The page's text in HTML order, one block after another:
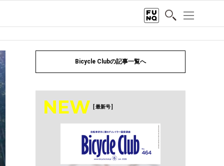
Bicycle Clubの記事一覧へ
NEW [ 最新号 ]